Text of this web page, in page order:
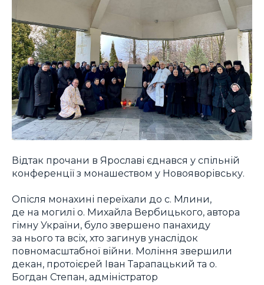
Відтак прочани в Ярославі єднався у спільній
конференції з монашеством у Новояворівську.
Опісля монахині переїхали до с. Млини,
де на могилі о. Михайла Вербицького, автора
гімну України, було звершено панахиду
за нього та всіх, хто загинув унаслідок
повномасштабної війни. Моління звершили
декан, протоієрей Іван Тарапацький та о.
Богдан Степан, адміністратор